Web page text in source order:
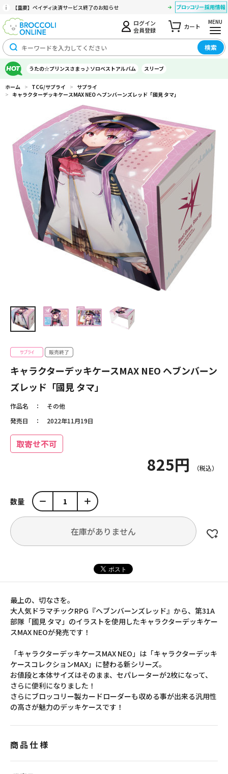
【重要】ペイディ決済サービス終了のお知らせ
ログイン
会員登録
カート
MENU
検索
うたの☆プリンスさまっ♪ソロベストアルバム スリーブ
ホーム > TCG/サプライ > サプライ
> キャラクターデッキケースMAX NEO ヘブンバーンズレッド「國見 タマ」
キャラクターデッキケースMAX NEO ヘブンバーン
ズレッド「國見 タマ」
作品名
その他
発売日
2022年11月19日
取寄せ不可
825円
数量
在庫がありません
最上の、切なさを。
大人気ドラマチックRPG『ヘブンバーンズレッド』から、第31A
部隊「國見 タマ」のイラストを使用したキャラクターデッキケー
スMAX NEOが発売です！
「キャラクターデッキケースMAX NEO」は「キャラクターデッキ
ケースコレクションMAX」に替わる新シリーズ。
お値段と本体サイズはそのまま、セパレーターが2枚になって、
さらに便利になりました！
さらにブロッコリー製カードローダーも収める事が出来る汎用性
の高さが魅力のデッキケースです！
商品仕様